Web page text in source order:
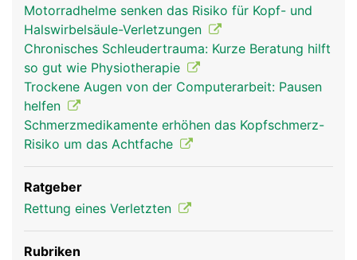
Motorradhelme senken das Risiko für Kopf- und
Halswirbelsäule-Verletzungen
Chronisches Schleudertrauma: Kurze Beratung hilft
so gut wie Physiotherapie
Trockene Augen von der Computerarbeit: Pausen
helfen
Schmerzmedikamente erhöhen das Kopfschmerz-
Risiko um das Achtfache
Ratgeber
Rettung eines Verletzten
Rubriken